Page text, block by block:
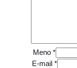
Meno *
E-mail *